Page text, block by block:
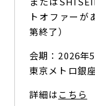
トオファー
第終了）
会期：2026年
東京メトロ銀
詳細はこちら